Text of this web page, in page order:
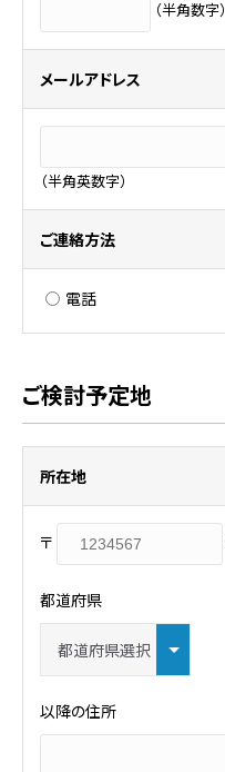
（半角数字）
メールアドレス
（半角英数字）
ご連絡方法
電話
ご検討予定地
所在地
〒
都道府県
以降の住所